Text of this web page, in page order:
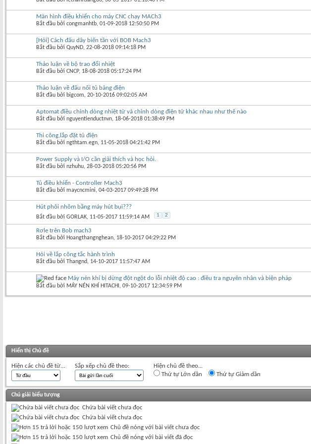
Màn hình điều khiển cho máy CNC chạy MACh3
Bắt đầu bởi congmanhtb‎, 01-09-2018 12:50:50 PM
[Hỏi] Cách đấu dây biến tần với BOB Mach3
Bắt đầu bởi QuyND‎, 22-08-2018 09:14:18 PM
Thảo luận về bộ trao đổi nhiệt
Bắt đầu bởi CNCP‎, 18-08-2018 05:17:24 PM
Thảo luận về đấu nối tủ bảng điện
Bắt đầu bởi bigcom‎, 20-10-2016 09:02:05 AM
Aptomat điều chỉnh dòng nhiệt từ và chỉnh dòng điện tử khác nhau như thế nào
Bắt đầu bởi nguyentienductnvn‎, 18-06-2018 01:38:49 PM
Thi công,lắp đặt tủ điện
Bắt đầu bởi ngthtam.egn‎, 11-05-2018 04:21:42 PM
Power Supply và I/O cần giải thích và học hỏi.
Bắt đầu bởi nzhuhu‎, 28-03-2018 05:20:56 PM
Tủ điều khiển - Controller Mach3
Bắt đầu bởi maycncmini‎, 04-03-2017 09:49:28 PM
Hút phôi nhôm bằng máy hút bụi???
Bắt đầu bởi GORLAK‎, 11-05-2017 11:59:14 AM 1 2
Rơle trên Bob mach3
Bắt đầu bởi Hoangthangnghean‎, 18-10-2017 04:29:22 PM
Hỏi về lắp công tắc hành trình
Bắt đầu bởi Thangnd‎, 14-10-2017 11:57:47 AM
Máy nén khí bị dừng đột ngột do lỗi nhiệt độ cao : điều tra nguyên nhân và biện pháp
Bắt đầu bởi MÁY NÉN KHÍ HITACHI ‎, 09-10-2017 12:34:59 PM
Hiển thị Chủ đề
Hiện các chủ đề từ... Sắp xếp chủ đề theo:
Hiện chủ đề theo...
Thứ tự Lớn dần
Thứ tự Giảm dần
Chú giải biểu tượng
Chứa bài viết chưa đọc
Chứa bài viết chưa đọc
Chủ đề nóng với bài viết chưa đọc
Chủ đề nóng với bài viết đã đọc